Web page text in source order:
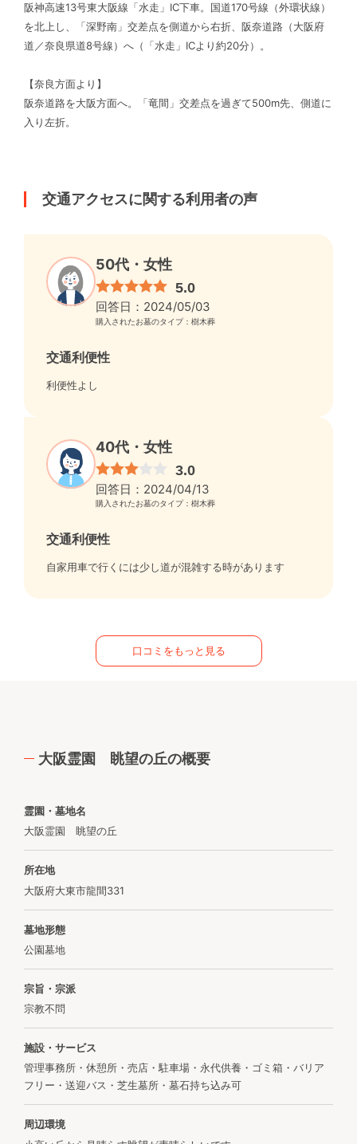
阪神高速13号東大阪線「水走」IC下車。国道170号線（外環状線）
を北上し、「深野南」交差点を側道から右折、阪奈道路（大阪府
道／奈良県道8号線）へ（「水走」ICより約20分）。
【奈良方面より】
阪奈道路を大阪方面へ。「竜間」交差点を過ぎて500m先、側道に
入り左折。
交通アクセスに関する利用者の声
50代・女性
5.0
回答日：2024/05/03
購入されたお墓のタイプ：樹木葬
交通利便性
利便性よし
40代・女性
3.0
回答日：2024/04/13
購入されたお墓のタイプ：樹木葬
交通利便性
自家用車で行くには少し道が混雑する時があります
口コミをもっと見る
大阪霊園 眺望の丘の概要
霊園・墓地名
大阪霊園 眺望の丘
所在地
大阪府大東市龍間331
墓地形態
公園墓地
宗旨・宗派
宗教不問
施設・サービス
管理事務所・休憩所・売店・駐車場・永代供養・ゴミ箱・バリア
フリー・送迎バス・芝生墓所・墓石持ち込み可
周辺環境